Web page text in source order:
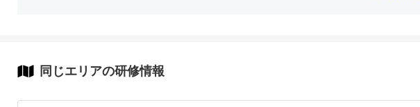
同じエリアの研修情報